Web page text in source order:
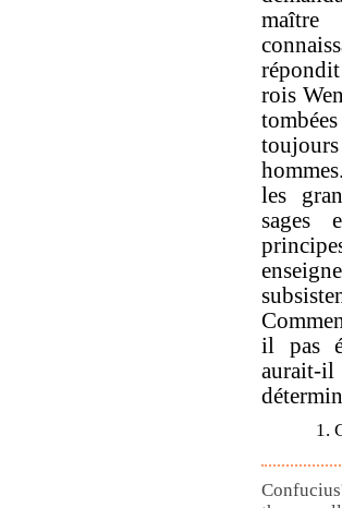
rois
les
sages
il pas
aurait-il
1.